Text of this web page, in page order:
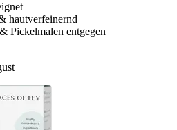
hautverfeinernd
Pickelmalen entgegen